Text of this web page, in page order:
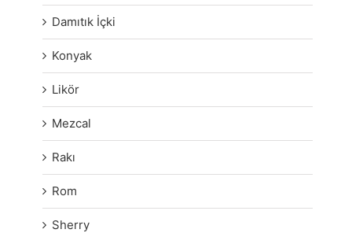
Damıtık İçki
Konyak
Likör
Mezcal
Rakı
Rom
Sherry